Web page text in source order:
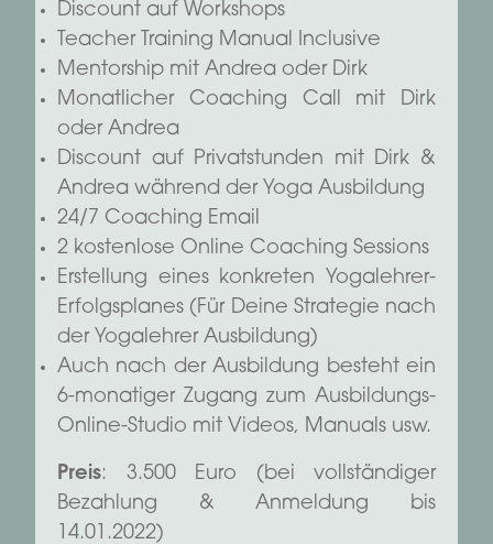
Discount auf Workshops
Teacher Training Manual Inclusive
Mentorship mit Andrea oder Dirk
Monatlicher Coaching Call mit Dirk
oder Andrea
Discount auf Privatstunden mit Dirk &
Andrea während der Yoga Ausbildung
24/7 Coaching Email
2 kostenlose Online Coaching Sessions
Erstellung eines konkreten Yogalehrer-
Erfolgsplanes (Für Deine Strategie nach
der Yogalehrer Ausbildung)
Auch nach der Ausbildung besteht ein
6-monatiger Zugang zum Ausbildungs-
Online-Studio mit Videos, Manuals usw.
Preis: 3.500 Euro (bei vollständiger
Bezahlung & Anmeldung bis
14.01.2022)